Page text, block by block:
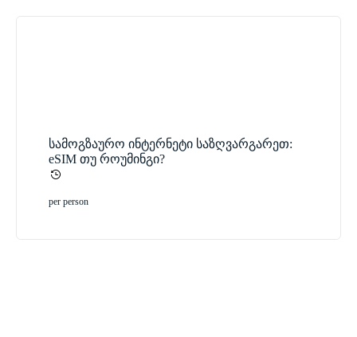
სამოგზაურო ინტერნეტი საზღვარგარეთ:
eSIM თუ როუმინგი?
per person